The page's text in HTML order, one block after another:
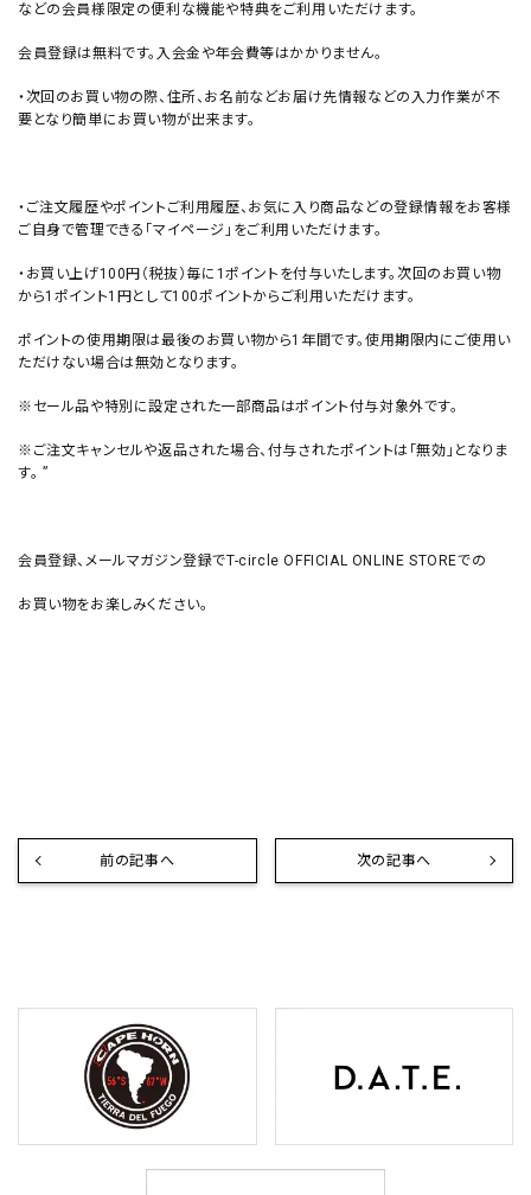
などの会員様限定の便利な機能や特典をご利用いただけます。
会員登録は無料です。入会金や年会費等はかかりません。
・次回のお買い物の際、住所、お名前などお届け先情報などの入力作業が不
要となり簡単にお買い物が出来ます。
・ご注文履歴やポイントご利用履歴、お気に入り商品などの登録情報をお客様
ご自身で管理できる「マイページ」をご利用いただけます。
・お買い上げ100円（税抜）毎に1ポイントを付与いたします。次回のお買い物
から1ポイント1円として100ポイントからご利用いただけます。
ポイントの使用期限は最後のお買い物から1年間です。使用期限内にご使用い
ただけない場合は無効となります。
※セール品や特別に設定された一部商品はポイント付与対象外です。
※ご注文キャンセルや返品された場合、付与されたポイントは「無効」となりま
す。 ”
会員登録、メールマガジン登録でT-circle OFFICIAL ONLINE STOREでの
お買い物をお楽しみください。
前の記事へ 次の記事へ